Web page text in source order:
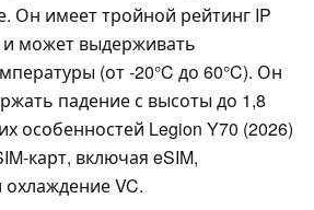
Он имеет тройной рейтинг IP
и может выдерживать
(от -20°C до 60°C). Он
падение с высоты до 1,8
особенностей Legion Y70 (2026)
карт, включая eSIM,
VC.